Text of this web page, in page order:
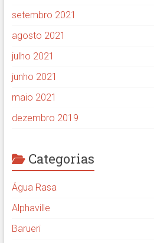
setembro 2021
agosto 2021
julho 2021
junho 2021
maio 2021
dezembro 2019
Categorias
Água Rasa
Alphaville
Barueri